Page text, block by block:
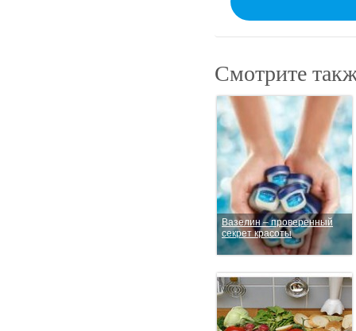
Смотрите
Вазелин – проверенный
секрет красоты